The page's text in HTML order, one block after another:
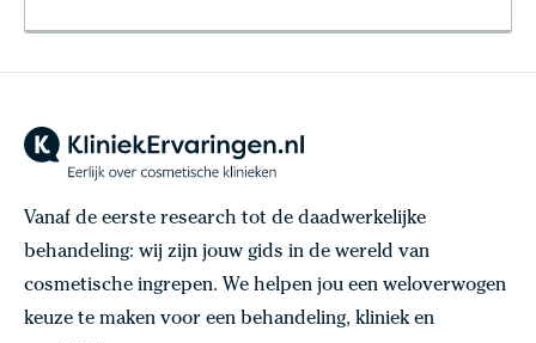
Vanaf de eerste research tot de daadwerkelijke
behandeling: wij zijn jouw gids in de wereld van
cosmetische ingrepen. We helpen jou een weloverwogen
keuze te maken voor een behandeling, kliniek en